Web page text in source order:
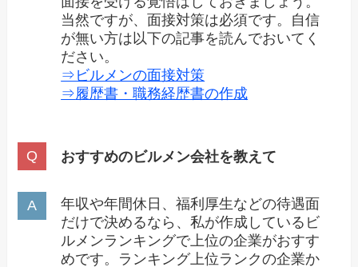
当然ですが、面接対策は必須です。自信
が無い方は以下の記事を読んでおいてく
ださい。
⇒ビルメンの面接対策
⇒履歴書・職務経歴書の作成
おすすめのビルメン会社を教えて
年収や年間休日、福利厚生などの待遇面
だけで決めるなら、私が作成しているビ
ルメンランキングで上位の企業がおすす
めです。ランキング上位ランクの企業か